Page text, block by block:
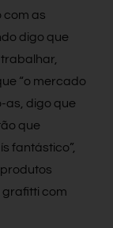
com as
digo que
“o mercado
as, digo que
que
fantástico”,
grafitti com